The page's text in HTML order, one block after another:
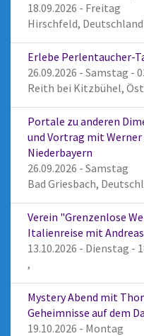
18.09.2026 - Freitag
Hirschfeld, Deutschland
Erlebe Perlentaucher-
26.09.2026 - Samstag -
Reith bei Kitzbühel,
Portale zu anderen
und Vortrag mit Werner
Niederbayern
26.09.2026 - Samstag
Bad Griesbach,
Verein "Grenzenlose
Italienreise mit
13.10.2026 - Dienstag -
,
Mystery Abend mit
Geheimnisse auf dem
19.10.2026 - Montag